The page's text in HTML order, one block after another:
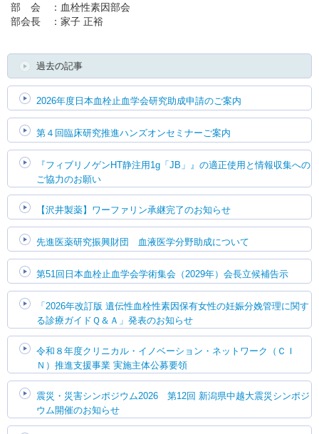
部 会 ：血栓性素因部会
部会長 ：家子 正裕
過去の記事
2026年度日本血栓止血学会研究助成申請のご案内
第４回臨床研究推進ハンズオンセミナーご案内
『フィブリノゲンHT静注用1g「JB」』の適正使用と情報収集への
ご協力のお願い
【沢井製薬】ワーファリン承継完了のお知らせ
先進医薬研究振興財団 血液医学分野助成について
第51回日本血栓止血学会学術集会（2029年）会長立候補告示
「2026年改訂版 遺伝性血栓性素因保有女性の妊娠分娩管理に関す
る診療ガイドＱ＆Ａ」発表のお知らせ
令和８年度クリニカル・イノベーション・ネットワーク（ＣＩ
Ｎ）推進支援事業 実施主体公募要領
震災・災害シンポジウム2026 第12回 新潟県中越大震災シンポジ
ウム開催のお知らせ